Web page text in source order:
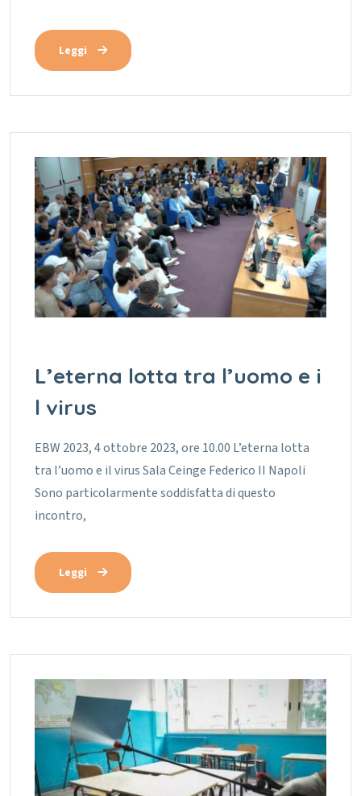
Leggi
L’eterna lotta tra l’uomo e i
l virus
EBW 2023, 4 ottobre 2023, ore 10.00 L’eterna lotta
tra l’uomo e il virus Sala Ceinge Federico II Napoli
Sono particolarmente soddisfatta di questo
incontro,
Leggi